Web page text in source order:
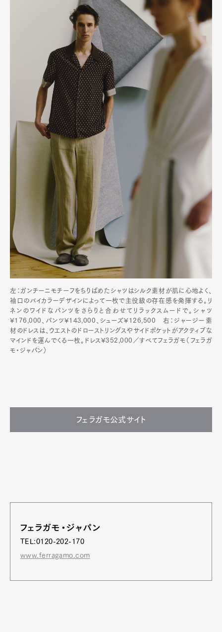
左：ガンチーニモチーフをちりばめたシャツはシルク素材が肌に心地よく、
袖口のバイカラーデザインによって一枚で主役級の存在感を発揮する。リ
ネンのワイドなパンツをさらりと合わせてリラックスムードで。シャツ
¥176,000、パンツ¥143,000、シューズ¥126,500 右：ジャージー素
材のドレスは、ウエストのドローストリングスやサイドポケットがアクティブな
マインドを運んでくる一枚。ドレス¥352,000／すべてフェラガモ（フェラガ
モ・ジャパン）
フェラガモ公式サイト
フェラガモ・ジャパン
TEL:0120-202-170
www.ferragamo.com